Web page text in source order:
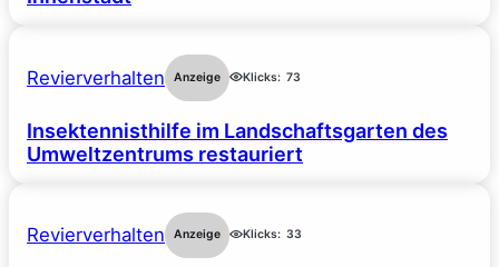
Revierverhalten Anzeige Klicks: 73
Insektennisthilfe im Landschaftsgarten des
Umweltzentrums restauriert
Revierverhalten Anzeige Klicks: 33